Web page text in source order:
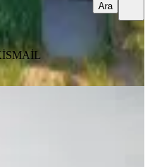
İSMAİL
Ara
İmarlı